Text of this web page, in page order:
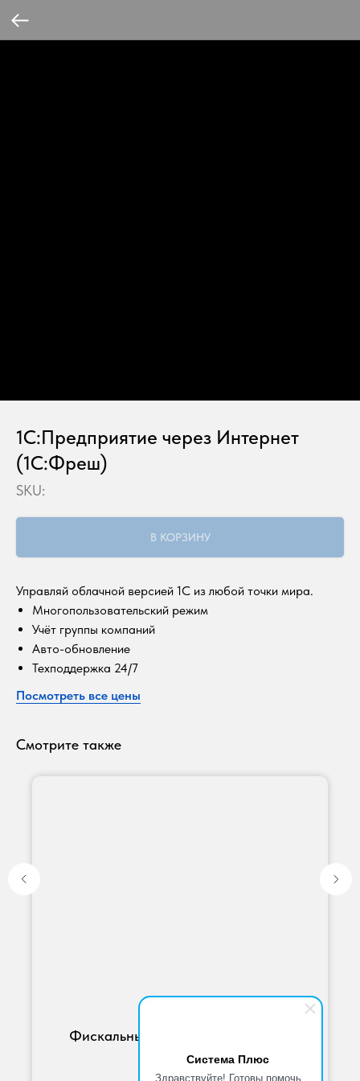
Система Плюс
Здравствуйте! Готовы помочь
1С:Предприятие через Интернет
(1С:Фреш)
SKU:
В КОРЗИНУ
Управляй облачной версией 1C из любой точки мира.
Многопользовательский режим
Учёт группы компаний
Авто-обновление
Техподдержка 24/7
Посмотреть все цены
Смотрите также
Фискальный накопитель на 15мес